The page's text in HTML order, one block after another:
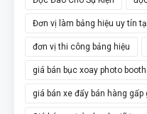
Đơn vị làm bảng hiệu uy tín
đơn vị thi công bảng hiệu
giá bán bục xoay photo
giá bán xe đẩy bán hàng gấp